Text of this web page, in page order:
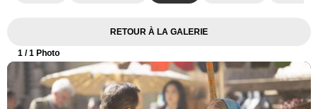
RETOUR À LA GALERIE
1 / 1 Photo